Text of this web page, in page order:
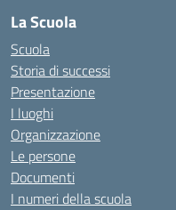
La Scuola
Scuola
Storia di successi
Presentazione
I luoghi
Organizzazione
Le persone
Documenti
I numeri della scuola